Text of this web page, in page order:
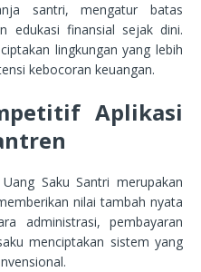
santri, mengatur batas
edukasi finansial sejak dini.
lingkungan yang lebih
kebocoran keuangan.
Aplikasi
Saku Santri merupakan
nilai tambah nyata
administrasi, pembayaran
menciptakan sistem yang